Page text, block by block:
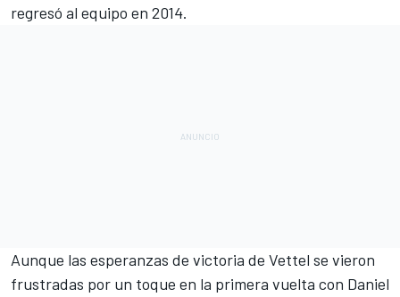
regresó al equipo en 2014.
Aunque las esperanzas de victoria de Vettel se vieron
frustradas por un toque en la primera vuelta con Daniel